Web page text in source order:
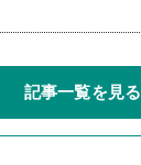
記事一覧を見る